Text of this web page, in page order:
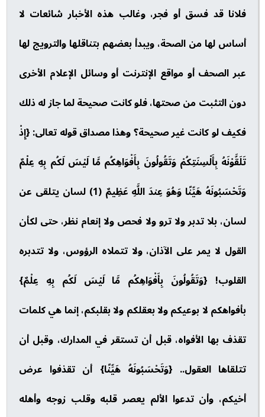
فلانا قد فسق أو فجر، وغالب هذه الأخبار شائعات لا
أساس لها من الصحة، ويبدأ بعضهم بتناقلها والترويج لها
عبر الصحف أو مواقع الإنترنت أو وسائل الإعلام الأخرى
دون التثبت من صحتها، فلو كانت صحيحة لما جاز له ذلك
فكيف لو كانت غير صحيحة؟ وهذا مصداق قوله تعالى: {إِذْ
تَلَقَّوْنَهُ بِأَلْسِنَتِكُمْ وَتَقُولُونَ بِأَفْوَاهِكُم مَّا لَيْسَ لَكُم بِهِ عِلْمٌ
وَتَحْسَبُونَهُ هَيِّنًا وَهُوَ عِندَ اللَّهِ عَظِيمٌ (1) لسان يتلقى عن
لسان، بلا تدبر ولا ترو ولا فحص ولا إنعام نظر، حتى لكأن
القول لا يمر على الآذان، ولا تتملاه الرؤوس، ولا تتدبره
القلوب! {وَتَقُولُونَ بِأَفْوَاهِكُم مَّا لَيْسَ لَكُم بِهِ عِلْمٌ}
بأفواهكم لا بوعيكم ولا بعقلكم ولا بقلبكم، إنما هي كلمات
تقذف بها الأفواه، قبل أن تستقر في المدارك، وقبل أن
تتلقاها العقول.. {وَتَحْسَبُونَهُ هَيِّنًا} أن تقذفوا عرض
أخيكم، وأن تدعوا الألم يعصر قلبه وقلب زوجه وأهله